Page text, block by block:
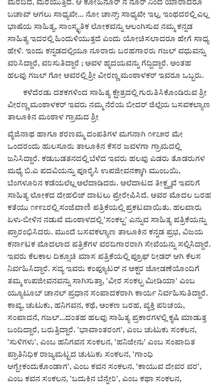
ಮೆರೆದಿದೆ, ಮೆರೆಯುತ್ತಿದೆ. ಆ ಕೋಹಿನೂರ್ ನ ನೂರ್ ನಿಂದ ಯಾರಾದರೂ
ಬಚಾವ್ ಆಗಲು ಸಾಧ್ಯವೇ... ನೋ ಚಾನ್ಸ್; ಸಾಧ್ಯವೇ ಇಲ್ಲ. ಇಂಥದರಲ್ಲಿ ಎಲ್ಲ
ಭಾಷೆಯ ಸಾಹಿತ್ಯ, ಸಾಂಸ್ಕೃತಿಕ ಲೋಕವನ್ನು ಆಲಂಗಿಸುವ ನಮ್ಮ ಕನ್ನಡ
ಸಾಹಿತ್ಯ ಇದರಲ್ಲಿ ಹಿಂದುಳಿಯುತ್ತದೆ ಎಂದು ಯೋಚಿಸಲಾದರೂ ಹೇಗೆ ಸಾಧ್ಯ
ಹೇಳಿ. ಇಂದು ಕನ್ನಡದಲ್ಲಿಯೂ ನೂರಾರು ಬರಹಗಾರರು ಗಜಲ್ ವಧುವನ್ನು
ವರಿಸಿದ್ದಾರೆ, ವರಿಸುತಿದ್ದಾರೆ ; ಅವಳ ಹೃದಯವನ್ನು ಗೆದ್ದಿದ್ದಾರೆ. ಅಂತಹ
ಹಲವು ಗಜಲ್ ಗೋ ಅವರಲ್ಲಿ ಶ್ರೀ ವೀರಣ್ಣ ಮಂಠಾಳಕರ್ ಇವರೂ ಒಬ್ಬರು.
ಕಳೆದೆರಡು ದಶಕಗಳಿಂದ ಸಾಹಿತ್ಯ ಕ್ಷೇತ್ರದಲ್ಲಿ ಗುರುತಿಸಿಕೊಂಡಿರುವ ಶ್ರೀ
ವೀರಣ್ಣ ಮಂಠಾಳಕರ್ ಇವರು ನಮ್ಮ ನೆರೆಯ ಬೀದರ್ ಜಿಲ್ಲೆಯ ಬಸವಕಲ್ಯಾಣ
ತಾಲೂಕಿನ ಮಂಠಾಳ ಗ್ರಾಮದ ಶ್ರೀ
ವೈಜಿನಾಥ ಹಾಗೂ ಶರಣಮ್ಮ ದಂಪತಿಗಳ ಮಗನಾಗಿ ೧೯೭೫ರ ಮೇ
ಒಂದರಂದು ಹುಲಸೂರು ತಾಲೂಕಿನ ಕೆಸರ ಜವಳಗಾ ಗ್ರಾಮದಲ್ಲಿ
ಜನಿಸಿದ್ದಾರೆ. ಕಡುಬಡತನದಲ್ಲಿ ಬೆಳೆದ ಇವರು ಹಲವು ಎಡರು ತೊಡರುಗಳ
ಮಧ್ಯೆ ಬಿ.ಎ ಪದವಿಯನ್ನು ಪೂರೈಸಿ ಉಪಜೀವನಕ್ಕಾಗಿ ಮುಂಬಯಿ,
ಬೆಂಗಳೂರಿನ ಕಡೆಯಲೆಲ್ಲ ಅಲೆದಾಡಿದರು. ಅಲೆದಾಟದ ತೀಕ್ಷ್ಣವೆ ಇವರಿಗೆ
ಸಾಹಿತ್ಯ ಲೋಕದ ದೇಹಲಿಜ್ ದಾಟಲು ಪ್ರೇರೇಪಿಸಿದೆ. ಅವರ ಮೊದಲ ಬರಹ
ಕತೆಯು ೧೯೯೭ರಲ್ಲಿ ಸಂಜೆವಾಣಿ ಪತ್ರಿಕೆಯಲ್ಲಿ ಪ್ರಕಟವಾಯಿತು. ಹಲವಾರು
ಏಳು-ಬೀಳಿನ ನಡುವೆ ಮಂಠಾಳದಲ್ಲಿ 'ಸಂಕಲ್ಪ' ಎನ್ನುವ ಸಾಹಿತ್ಯ ಪತ್ರಿಕೆಯನ್ನು
ಪ್ರಾರಂಭಿಸಿದರು. ಮುಂದೆ ಬಸವಕಲ್ಯಾಣ ತಾಲೂಕಿನ ಕನ್ನಡ ಪ್ರಭ, ವಿಜಯ
ಕರ್ನಾಟಕ ಮೊದಲಾದ ಪತ್ರಿಕೆಗಳ ವರದಿಗಾರರಾಗಿ ಸೇವೆಯನ್ನು ಸಲ್ಲಿಸಿದ್ದಾರೆ.
ಇವರು ಕೆಲಕಾಲ ದಿಕ್ಸೂಚಿ ಮಾಸ ಪತ್ರಿಕೆಯಲ್ಲಿ ಪ್ರೂಫ್ ರೀಡರ್ ಆಗಿ ಕೆಲಸ
ನಿರ್ವಹಿಸಿದ್ದಾರೆ. ಸದ್ಯ ಇವರು ಕಂಪ್ಯೂಟರ್ ನ ಅಕ್ಷರ ಜೋಡಣೆಯೊಂದಿಗೆ
ತಮ್ಮ ಉಪಜೀವನವನ್ನು ಸಾಗಿಸುತ್ತಾ, 'ವೀರ ಸಂಕಲ್ಪ ಮೀಡಿಯಾ' ಎಂಬ
ಯ್ಯೂಟೂಬ್ ಚಾನಲ್ ಪ್ರಧಾನ ಸಂಪಾದಕರಾಗಿ ಕಾರ್ಯ ನಿರ್ವಹಿಸುತಿದ್ದಾರೆ.
ಕಾವ್ಯ, ಚುಟುಕು, ಹನಿಗವನ, ಕಥೆ, ಅಂಕಣ ಬರಹ, ವ್ಯಕ್ತಿ ಪರಿಚಯ,
ಸಂಪಾದನೆ, ಗಜಲ್...ದಂತಹ ಹಲವು ಸಾಹಿತ್ಯ ಪ್ರಕಾರಗಳಲ್ಲಿ ಕೃಷಿ ಮಾಡುತ್ತ
ಬಂದಿದ್ದಾರೆ, ಬರುತ್ತಿದ್ದಾರೆ. 'ಭಾವಾಂತರಂಗ', ಎಂಬ ಚುಟುಕು ಸಂಕಲನ,
'ಸುಳಿಗಳು', ಎಂಬ ಹನಿಗವನ ಸಂಕಲನ, 'ಹನಿಜೇನು' ಎಂಬ ಸಂಪಾದಿತ
ಪ್ರಾತಿನಿಧಿಕ ರಾಜ್ಯಮಟ್ಟದ ಚುಟುಕು ಸಂಕಲನ, 'ಗಾಂಧಿ
ಆಗ್ಬೇಕಂದುಕೊಂಡಾಗ', ಎಂಬ ಕವನ ಸಂಕಲನ, 'ಕಾಯುವ ದೇವರ ವರ',
ಎಂಬ ಕವನ ಸಂಕಲನ, 'ಬದುಕಿನ ಬೆನ್ನೇರಿ', ಎಂಬ ಕಥಾ ಸಂಕಲನ,